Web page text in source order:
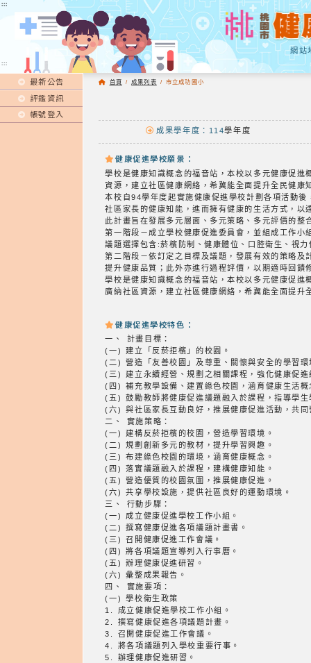
:::
網站
:::
最新公告
評鑑資訊
帳號登入
首頁 / 成果列表 / 市立成功國小
成果學年度：114學年度
健康促進學校願景：
學校是健康知識概念的福音站，本校以多元健康促
資源，建立社區健康網絡，希冀能全面提升全民健康
本校自94學年度起實施健康促進學校計劃各項活動
社區家長的健康知能，進而擁有健康的生活方式，以
此計畫旨在發展多元層面、多元策略、多元評價的
第一階段－成立學校健康促進委員會，並組成工作
議題選擇包含:菸檳防制、健康體位、口腔衛生、視
第二階段－依訂定之目標及議題，發展有效的策略
提升健康品質；此外亦進行過程評價，以期適時回
學校是健康知識概念的福音站，本校以多元健康促
廣納社區資源，建立社區健康網絡，希冀能全面提
健康促進學校特色：
一、 計畫目標：
(一) 建立「反菸拒檳」的校園。
(二) 營造「友善校園」及尊重、關懷與安全的學習環
(三) 建立永續經營、規劃之相關課程，強化健康促進
(四) 補充教學設備、建置綠色校園，涵育健康生活概
(五) 鼓勵教師將健康促進議題融入於課程，指導學
(六) 與社區家長互動良好，推展健康促進活動，共
二、 實施策略：
(一) 建構反菸拒檳的校園，營造學習環境。
(二) 規劃創新多元的教材，提升學習興趣。
(三) 布建綠色校園的環境，涵育健康概念。
(四) 落實議題融入於課程，建構健康知能。
(五) 營造優質的校園氛圍，推展健康促進。
(六) 共享學校設施，提供社區良好的運動環境。
三、 行動步驟：
(一) 成立健康促進學校工作小組。
(二) 撰寫健康促進各項議題計畫書。
(三) 召開健康促進工作會議。
(四) 將各項議題宣導列入行事曆。
(五) 辦理健康促進研習。
(六) 彙整成果報告。
四、 實施要項：
(一) 學校衛生政策
1. 成立健康促進學校工作小組。
2. 撰寫健康促進各項議題計畫。
3. 召開健康促進工作會議。
4. 將各項議題列入學校重要行事。
5. 辦理健康促進研習。
:::